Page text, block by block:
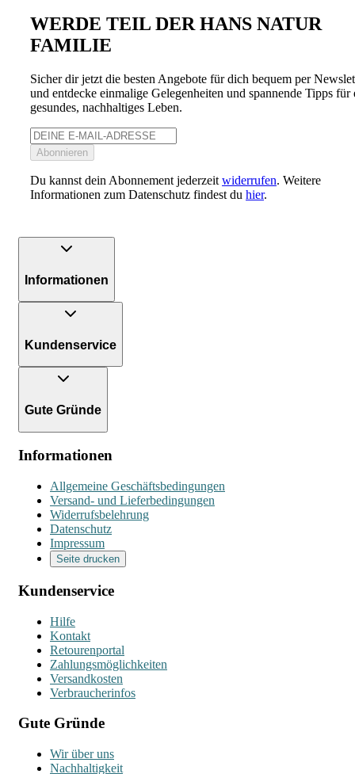
WERDE TEIL DER HANS NATUR
FAMILIE
Sicher dir jetzt die besten Angebote für dich bequem per
und entdecke einmalige Gelegenheiten und spannende Tipps für
gesundes, nachhaltiges Leben.
Abonnieren
Du kannst dein Abonnement jederzeit widerrufen. Weitere
Informationen zum Datenschutz findest du hier.
Informationen
Kundenservice
Gute Gründe
Informationen
Allgemeine Geschäftsbedingungen
Versand- und Lieferbedingungen
Widerrufsbelehrung
Datenschutz
Impressum
Seite drucken
Kundenservice
Hilfe
Kontakt
Retourenportal
Zahlungsmöglichkeiten
Versandkosten
Verbraucherinfos
Gute Gründe
Wir über uns
Nachhaltigkeit